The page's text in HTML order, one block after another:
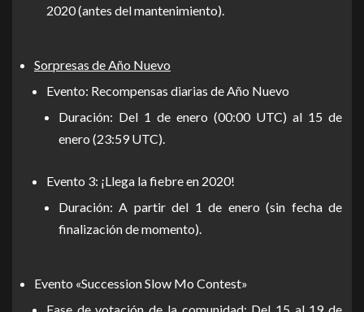
2020 (antes del mantenimiento).
Sorpresas de Año Nuevo
Evento: Recompensas diarias de Año Nuevo
Duración: Del 1 de enero (00:00 UTC) al 15 de
enero (23:59 UTC).
Evento 3: ¡Llega la fiebre en 2020!
Duración: A partir del 1 de enero (sin fecha de
finalización de momento).
Evento «Succession Slow Mo Contest»